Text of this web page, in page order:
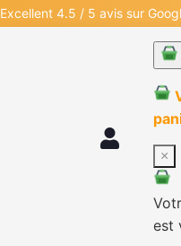
Excellent 4.5 / 5 avis sur
×
est